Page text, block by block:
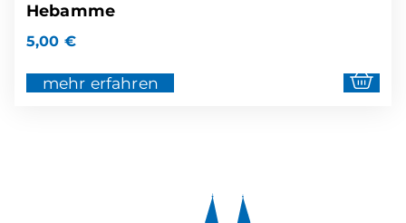
Hebamme
5,00 €
mehr erfahren